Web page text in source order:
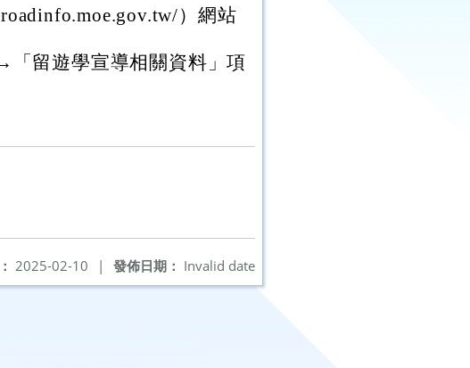
）網站
留遊學宣導相關資料」項
發佈日期： Invalid date
2025-02-10 |